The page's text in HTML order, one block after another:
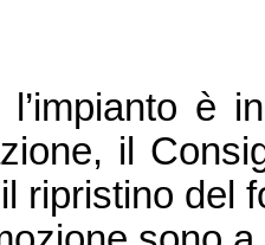
l’impianto è
il
ripristino del